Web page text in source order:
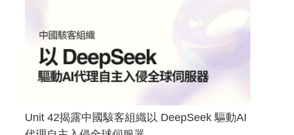
Unit 42揭露中國駭客組織以 DeepSeek 驅動AI